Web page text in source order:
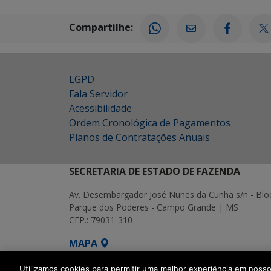
Compartilhe:
LGPD
Fala Servidor
Acessibilidade
Ordem Cronológica de Pagamentos
Planos de Contratações Anuais
SECRETARIA DE ESTADO DE FAZENDA
Av. Desembargador José Nunes da Cunha s/n -
Parque dos Poderes - Campo Grande | MS
CEP.: 79031-310
MAPA
SETDIG | Secretaria-Executiva de
Utilizamos cookies para permitir uma melhor experiência em